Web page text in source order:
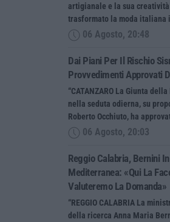
artigianale e la sua
trasformato la moda italiana
06 Agosto, 20:48
Dai Piani Per Il Rischio
Provvedimenti Approvati
“CATANZARO La Giunta
nella seduta odierna, su
Roberto Occhiuto, ha
06 Agosto, 20:03
Reggio Calabria, Bernini
Mediterranea: «Qui La
Valuteremo La Domanda»
“REGGIO CALABRIA La
della ricerca Anna Maria